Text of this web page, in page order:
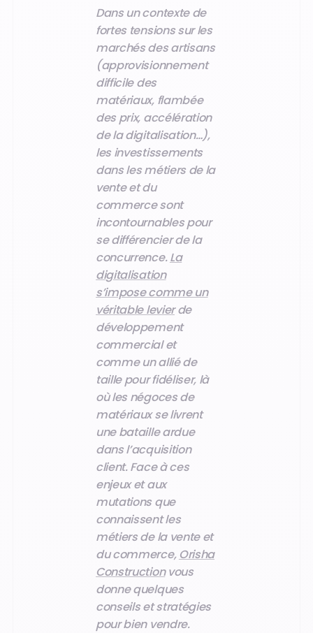
Dans un contexte de
fortes tensions sur les
marchés des artisans
(approvisionnement
difficile des
matériaux, flambée
des prix, accélération
de la digitalisation…),
les investissements
dans les métiers de la
vente et du
commerce sont
incontournables pour
se différencier de la
concurrence.La
digitalisation
s’impose comme un
véritable levierde
développement
commercial et
comme un allié de
taille pour fidéliser, là
où les négoces de
matériaux se livrent
une bataille ardue
dans l’acquisition
client. Face à ces
enjeux et aux
mutations que
connaissent les
métiers de la vente et
du commerce, Orisha
Constructionvous
donne quelques
conseils et stratégies
pour bien vendre.